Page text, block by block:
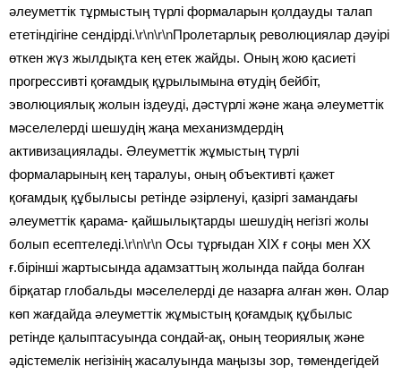
әлеуметтік тұрмыстың түрлі формаларын қолдауды талап
ететіндігіне сендірді.\r\n\r\nПролетарлық революциялар дәуірі
өткен жүз жылдықта кең етек жайды. Оның жою қасиеті
прогрессивті қоғамдық құрылымына өтудің бейбіт,
эволюциялық жолын іздеуді, дәстүрлі және жаңа әлеуметтік
мәселелерді шешудің жаңа механизмдердің
активизациялады. Әлеуметтік жұмыстың түрлі
формаларының кең таралуы, оның объективті қажет
қоғамдық құбылысы ретінде әзірленуі, қазіргі замандағы
әлеуметтік қарама- қайшылықтарды шешудің негізгі жолы
болып есептеледі.\r\n\r\n Осы тұрғыдан ХІХ ғ соңы мен ХХ
ғ.бірінші жартысында адамзаттың жолында пайда болған
бірқатар глобальды мәселелерді де назарға алған жөн. Олар
көп жағдайда әлеуметтік жұмыстың қоғамдық құбылыс
ретінде қалыптасуында сондай-ақ, оның теориялық және
әдістемелік негізінің жасалуында маңызы зор, төмендегідей